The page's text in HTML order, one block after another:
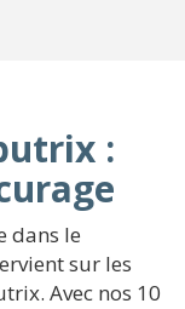
:
dans le
sur les
Avec nos 10